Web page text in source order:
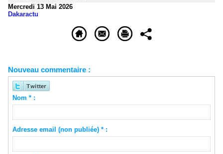
Mercredi 13 Mai 2026
Dakaractu
Nouveau commentaire :
Nom * :
Adresse email (non publiée) * :